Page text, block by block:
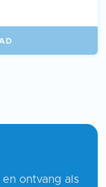
ontvang als